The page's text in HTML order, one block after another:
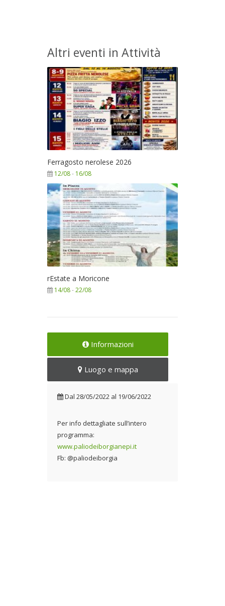
Altri eventi in Attività
Ferragosto nerolese 2026
12/08- 16/08
rEstate a Moricone
14/08-22/08
Informazioni
Luogo e mappa
Dal 28/05/2022 al 19/06/2022
Per info dettagliate sull’intero
programma:
www.paliodeiborgianepi.it
Fb: @paliodeiborgia